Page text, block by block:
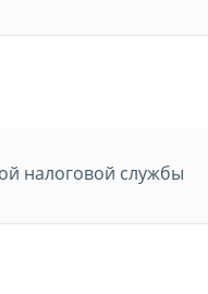
налоговой службы